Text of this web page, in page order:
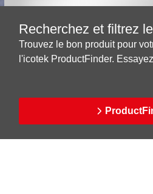
Recherchez et filtrez
Trouvez le bon produit pour
l'icotek ProductFinder.